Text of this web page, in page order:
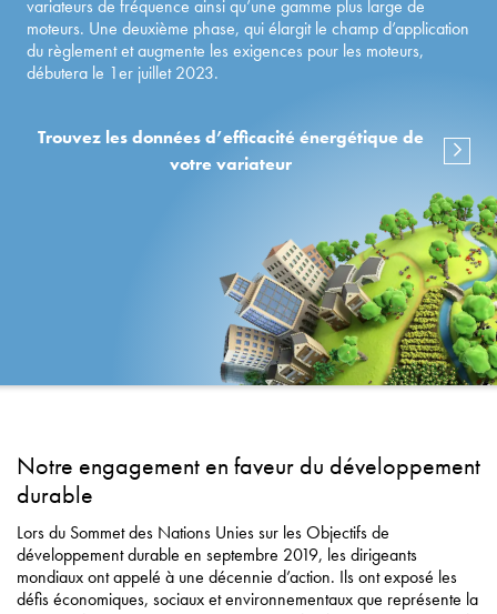
variateurs de fréquence ainsi qu’une gamme plus large de
moteurs. Une deuxième phase, qui élargit le champ d’application
du règlement et augmente les exigences pour les moteurs,
débutera le 1er juillet 2023.
Trouvez les données d’efficacité énergétique de
votre variateur
Notre engagement en faveur du développement
durable
Lors du Sommet des Nations Unies sur les Objectifs de
développement durable en septembre 2019, les dirigeants
mondiaux ont appelé à une décennie d’action. Ils ont exposé les
défis économiques, sociaux et environnementaux que représente la